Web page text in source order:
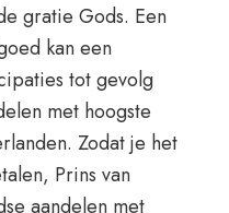
gratie Gods. Een
kan een
tot gevolg
met hoogste
Zodat je het
Prins van
aandelen met